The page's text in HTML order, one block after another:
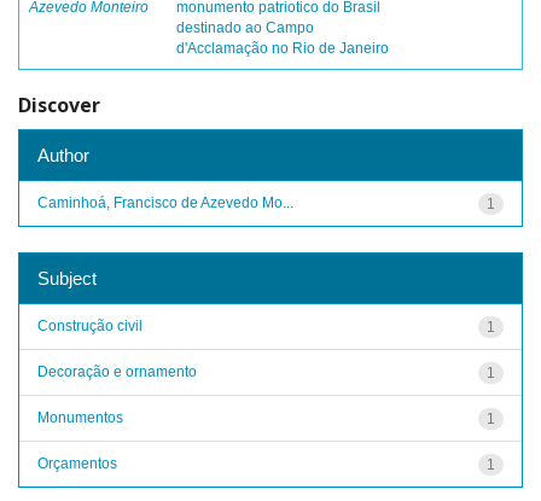
Azevedo Monteiro
monumento patriotico do Brasil
destinado ao Campo
d'Acclamação no Rio de Janeiro
Discover
Author
1
Caminhoá, Francisco de Azevedo Mo...
Subject
1
Construção civil
1
Decoração e ornamento
1
Monumentos
1
Orçamentos